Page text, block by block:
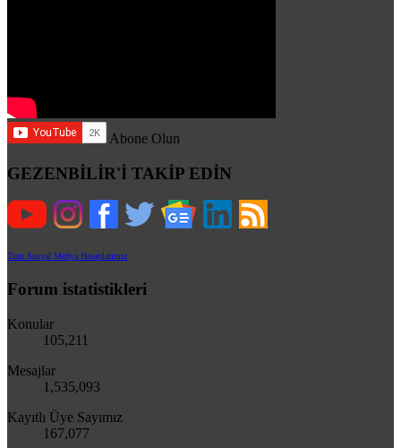
Abone Olun
GEZENBİLİR'İ TAKİP EDİN
Tüm Sosyal Medya Hesaplarımız
Forum istatistikleri
Konular
105,211
Mesajlar
1,535,093
Kayıtlı Üye Sayımız
167,077